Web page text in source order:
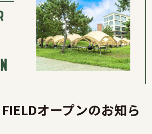
オープンのお知ら